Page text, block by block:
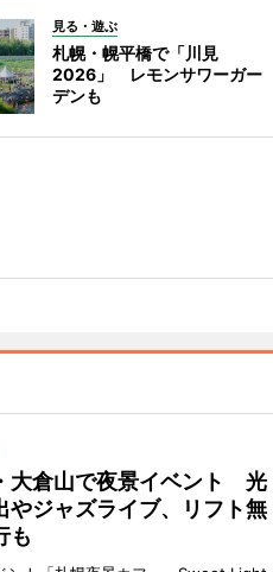
見る・遊ぶ
札幌・幌平橋で「川見
2026」 レモンサワーガー
デンも
大倉山で夜景イベント 光
やジャズライブ、リフト無
も